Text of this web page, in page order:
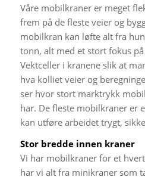
Våre mobilkraner er meget
frem på de fleste veier og
mobilkran kan løfte alt fra
tonn, alt med et stort fokus
Vektceller i kranene slik at
hva kolliet veier og
ser hvor stort marktrykk
har. De fleste mobilkraner er
kan utføre arbeidet trygt,
Stor bredde innen kraner
Vi har mobilkraner for et
har vi alt fra minikraner som